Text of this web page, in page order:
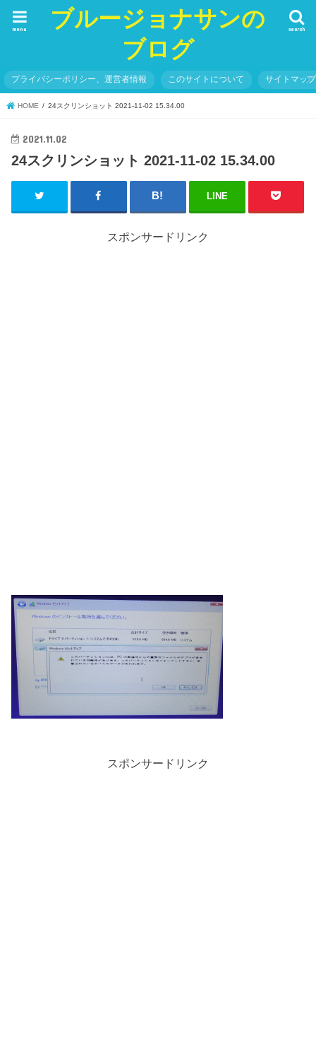
ブルージョナサンの
ブログ
search
menu
プライバシーポリシー、運営者情報 このサイトについて サイトマップ
HOME 24スクリンショット 2021-11-02 15.34.00
2021.11.02
24スクリンショット 2021-11-02 15.34.00
LINE
スポンサードリンク
スポンサードリンク